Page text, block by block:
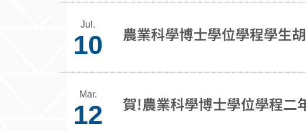
Jul.
10 農業科學博士學位學程學生
Mar.
12 賀!農業科學博士學位學程二